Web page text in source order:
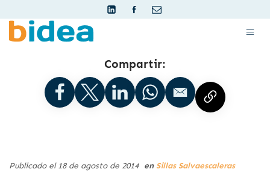
Compartir:
Publicado el 18 de agosto de 2014 en Sillas Salvaescaleras